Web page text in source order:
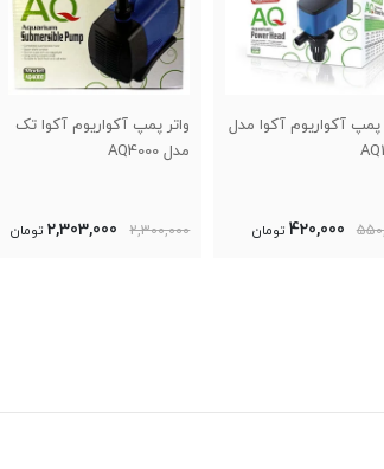
واتر پمپ آکواریوم آکوا تک
مدل AQ4000
2,300,000
2,303,000
واتر پمپ آکواریوم آکوا تک
مدل AQ3000
1,020,000
920,000 تومان